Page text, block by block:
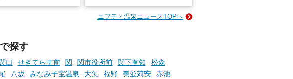
そんな「一人でぼんやり過ごす
でくることはありませんか？
ニフティ温泉ニュースTOPへ
探す
口 せきてらす前 関 関市役所前 関下有知
松森
八坂 みなみ子宝温泉 大矢 福野 美並苅安
赤池